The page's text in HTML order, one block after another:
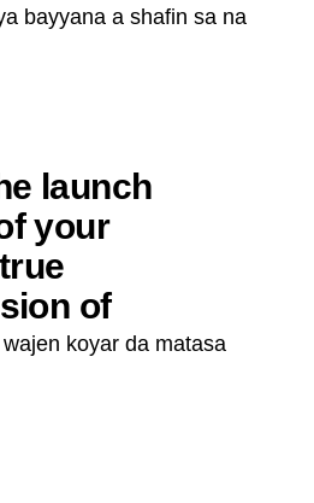
bayyana a shafin sa na
launch
your
of
koyar da matasa